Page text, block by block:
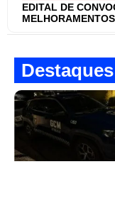
EDITAL DE
Destaques